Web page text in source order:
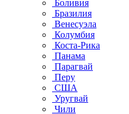
Боливия
Бразилия
Венесуэла
Колумбия
Коста-Рика
Панама
Парагвай
Перу
США
Уругвай
Чили